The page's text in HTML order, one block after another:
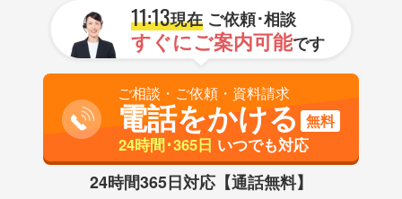
11:13現在ご依頼･相談
すぐにご案内可能です
ご相談・ご依頼・資料請求
電話をかける 無料
24時間･365日 いつでも対応
24時間365日対応【通話無料】